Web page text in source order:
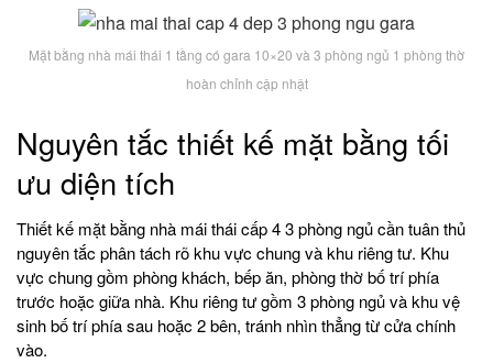
Mặt bằng nhà mái thái 1 tầng có gara 10×20 và 3 phòng ngủ 1 phòng thờ
hoàn chỉnh cập nhật
Nguyên tắc thiết kế mặt bằng tối
ưu diện tích
Thiết kế mặt bằng nhà mái thái cấp 4 3 phòng ngủ cần tuân thủ
nguyên tắc phân tách rõ khu vực chung và khu riêng tư. Khu
vực chung gồm phòng khách, bếp ăn, phòng thờ bố trí phía
trước hoặc giữa nhà. Khu riêng tư gồm 3 phòng ngủ và khu vệ
sinh bố trí phía sau hoặc 2 bên, tránh nhìn thẳng từ cửa chính
vào.